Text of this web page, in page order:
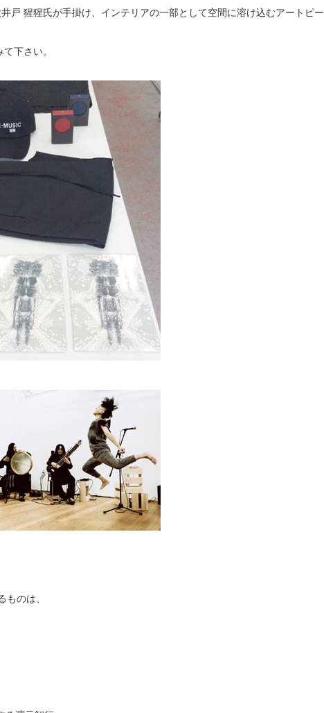
戸 猩猩氏が手掛け、インテリアの一部として空間に溶け込むアートピー
下さい。
のは、